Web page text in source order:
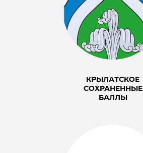
КРЫЛАТСКОЕ
СОХРАНЕННЫЕ
БАЛЛЫ